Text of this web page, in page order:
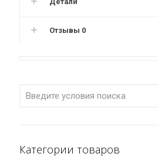
Отзывы 0
Категории товаров